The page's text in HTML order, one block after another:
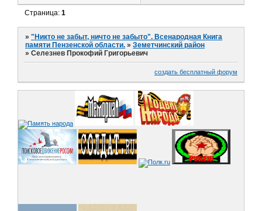
Страница:1
»"Никто не забыт, ничто не забыто". Всенародная Книга
памяти Пензенской области. »Земетчинский район
»Селезнев Прокофий Григорьевич
создать бесплатный форум